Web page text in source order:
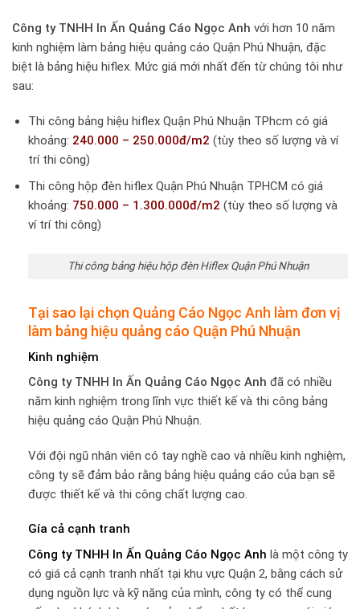
Công ty TNHH In Ấn Quảng Cáo Ngọc Anh với hơn 10 năm
kinh nghiệm làm bảng hiệu quảng cáo Quận Phú Nhuận, đặc
biệt là bảng hiệu hiflex. Mức giá mới nhất đến từ chúng tôi như
sau:
Thi công bảng hiệu hiflex Quận Phú Nhuận TPhcm có giá
khoảng: 240.000 – 250.000đ/m2 (tùy theo số lượng và ví
trí thi công)
Thi công hộp đèn hiflex Quận Phú Nhuận TPHCM có giá
khoảng: 750.000 – 1.300.000đ/m2 (tùy theo số lượng và
ví trí thi công)
Thi công bảng hiệu hộp đèn Hiflex Quận Phú Nhuận
Tại sao lại chọn Quảng Cáo Ngọc Anh làm đơn vị
làm bảng hiệu quảng cáo Quận Phú Nhuận
Kinh nghiệm
Công ty TNHH In Ấn Quảng Cáo Ngọc Anh đã có nhiều
năm kinh nghiệm trong lĩnh vực thiết kế và thi công bảng
hiệu quảng cáo Quận Phú Nhuận.
Với đội ngũ nhân viên có tay nghề cao và nhiều kinh nghiệm,
công ty sẽ đảm bảo rằng bảng hiệu quảng cáo của bạn sẽ
được thiết kế và thi công chất lượng cao.
Gía cả cạnh tranh
Công ty TNHH In Ấn Quảng Cáo Ngọc Anh là một công ty
có giá cả cạnh tranh nhất tại khu vực Quận 2, bằng cách sử
dụng nguồn lực và kỹ năng của mình, công ty có thể cung